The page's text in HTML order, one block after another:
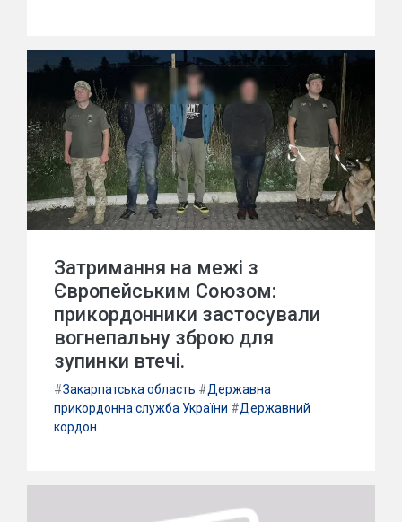
Затримання на межі з
Європейським Союзом:
прикордонники застосували
вогнепальну зброю для
зупинки втечі.
#Закарпатська область #Державна
прикордонна служба України #Державний
кордон